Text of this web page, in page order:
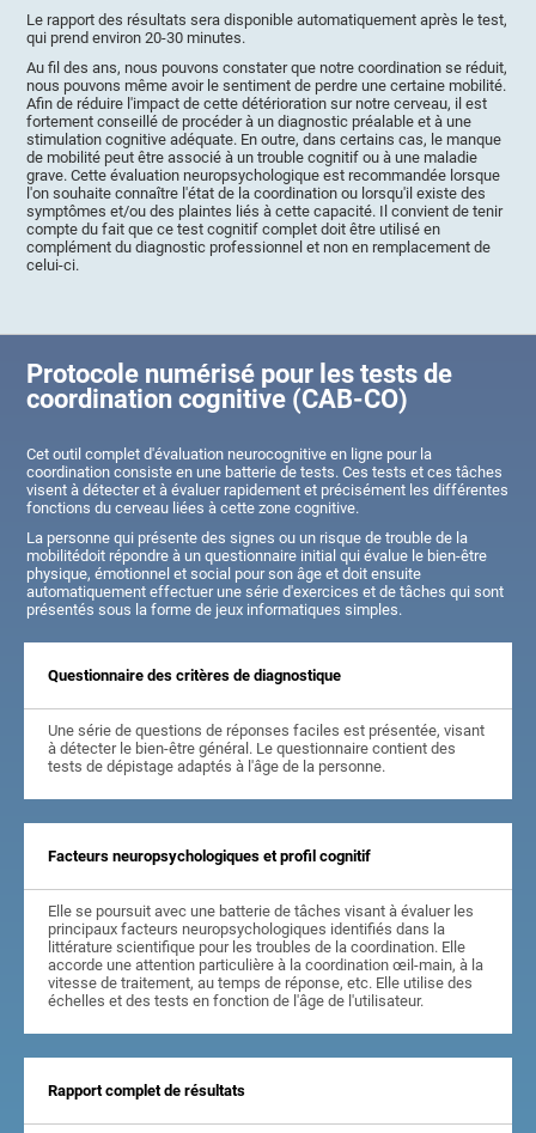
Le rapport des résultats sera disponible automatiquement après le test,
qui prend environ 20-30 minutes.
Au fil des ans, nous pouvons constater que notre coordination se réduit,
nous pouvons même avoir le sentiment de perdre une certaine mobilité.
Afin de réduire l'impact de cette détérioration sur notre cerveau, il est
fortement conseillé de procéder à un diagnostic préalable et à une
stimulation cognitive adéquate. En outre, dans certains cas, le manque
de mobilité peut être associé à un trouble cognitif ou à une maladie
grave. Cette évaluation neuropsychologique est recommandée lorsque
l'on souhaite connaître l'état de la coordination ou lorsqu'il existe des
symptômes et/ou des plaintes liés à cette capacité. Il convient de tenir
compte du fait que ce test cognitif complet doit être utilisé en
complément du diagnostic professionnel et non en remplacement de
celui-ci.
Protocole numérisé pour les tests de
coordination cognitive (CAB-CO)
Cet outil complet d'évaluation neurocognitive en ligne pour la
coordination consiste en une batterie de tests. Ces tests et ces tâches
visent à détecter et à évaluer rapidement et précisément les différentes
fonctions du cerveau liées à cette zone cognitive.
La personne qui présente des signes ou un risque de trouble de la
mobilitédoit répondre à un questionnaire initial qui évalue le bien-être
physique, émotionnel et social pour son âge et doit ensuite
automatiquement effectuer une série d'exercices et de tâches qui sont
présentés sous la forme de jeux informatiques simples.
Questionnaire des critères de diagnostique
Une série de questions de réponses faciles est présentée, visant
à détecter le bien-être général. Le questionnaire contient des
tests de dépistage adaptés à l'âge de la personne.
Facteurs neuropsychologiques et profil cognitif
Elle se poursuit avec une batterie de tâches visant à évaluer les
principaux facteurs neuropsychologiques identifiés dans la
littérature scientifique pour les troubles de la coordination. Elle
accorde une attention particulière à la coordination œil-main, à la
vitesse de traitement, au temps de réponse, etc. Elle utilise des
échelles et des tests en fonction de l'âge de l'utilisateur.
Rapport complet de résultats